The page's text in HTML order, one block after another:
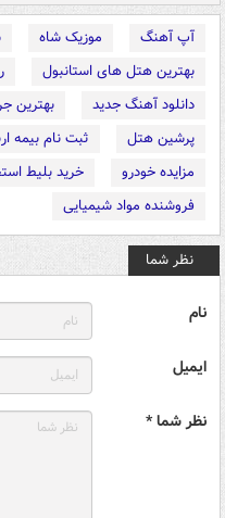
آپ آهنگ موزیک شاه
بهترین هتل های استانبول
دانلود آهنگ جدید
بهترین
پرشین هتل
ثبت نام بیمه
مزایده خودرو
خرید بلیط
فروشنده مواد شیمیایی
نظر شما
نام
ایمیل
نظر شما *